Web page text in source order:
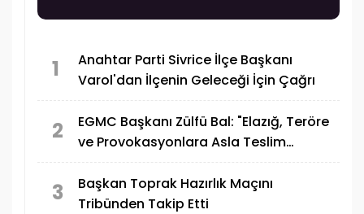
1
Anahtar Parti Sivrice İlçe Başkanı
Varol'dan İlçenin Geleceği İçin Çağrı
2
EGMC Başkanı Zülfü Bal: "Elazığ, Teröre
ve Provokasyonlara Asla Teslim
3
Başkan Toprak Hazırlık Maçını
Tribünden Takip Etti